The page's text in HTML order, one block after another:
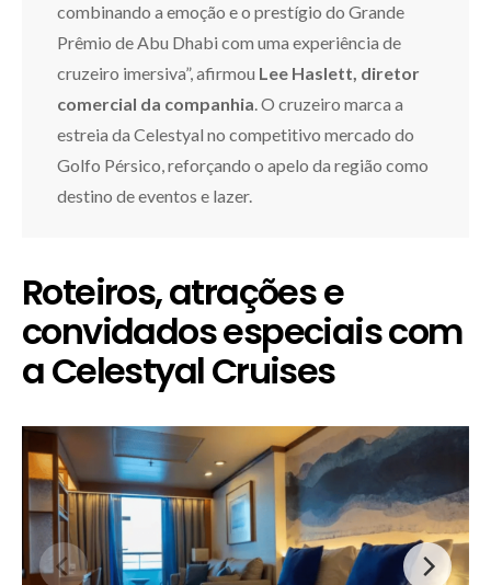
combinando a emoção e o prestígio do Grande
Prêmio de Abu Dhabi com uma experiência de
cruzeiro imersiva”, afirmou Lee Haslett, diretor
comercial da companhia. O cruzeiro marca a
estreia da Celestyal no competitivo mercado do
Golfo Pérsico, reforçando o apelo da região como
destino de eventos e lazer.
Roteiros, atrações e
convidados especiais com
a Celestyal Cruises